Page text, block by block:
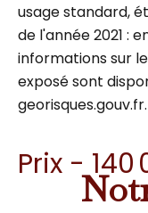
usage standard,
de l'année 2021 :
informations sur
exposé sont
georisques.gouv.fr.
Prix -